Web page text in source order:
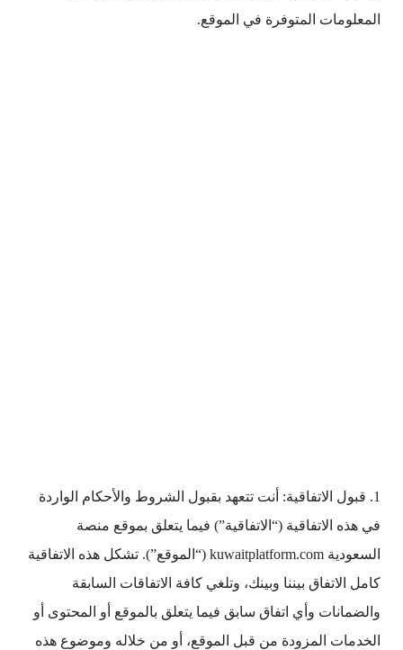
المعلومات المتوفرة في الموقع.
1. قبول الاتفاقية: أنت تتعهد بقبول الشروط والأحكام الواردة
في هذه الاتفاقية (“الاتفاقية”) فيما يتعلق بموقع منصة
السعودية kuwaitplatform.com (“الموقع”). تشكل هذه الاتفاقية
كامل الاتفاق بيننا وبينك، وتلغي كافة الاتفاقات السابقة
والضمانات وأي اتفاق سابق فيما يتعلق بالموقع أو المحتوى أو
الخدمات المزودة من قبل الموقع، أو من خلاله وموضوع هذه